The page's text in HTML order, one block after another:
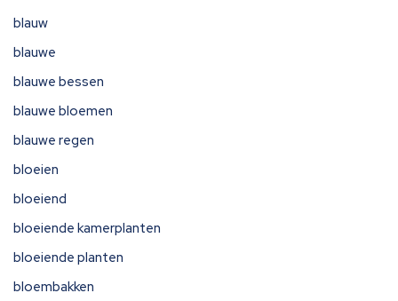
blauw
blauwe
blauwe bessen
blauwe bloemen
blauwe regen
bloeien
bloeiend
bloeiende kamerplanten
bloeiende planten
bloembakken